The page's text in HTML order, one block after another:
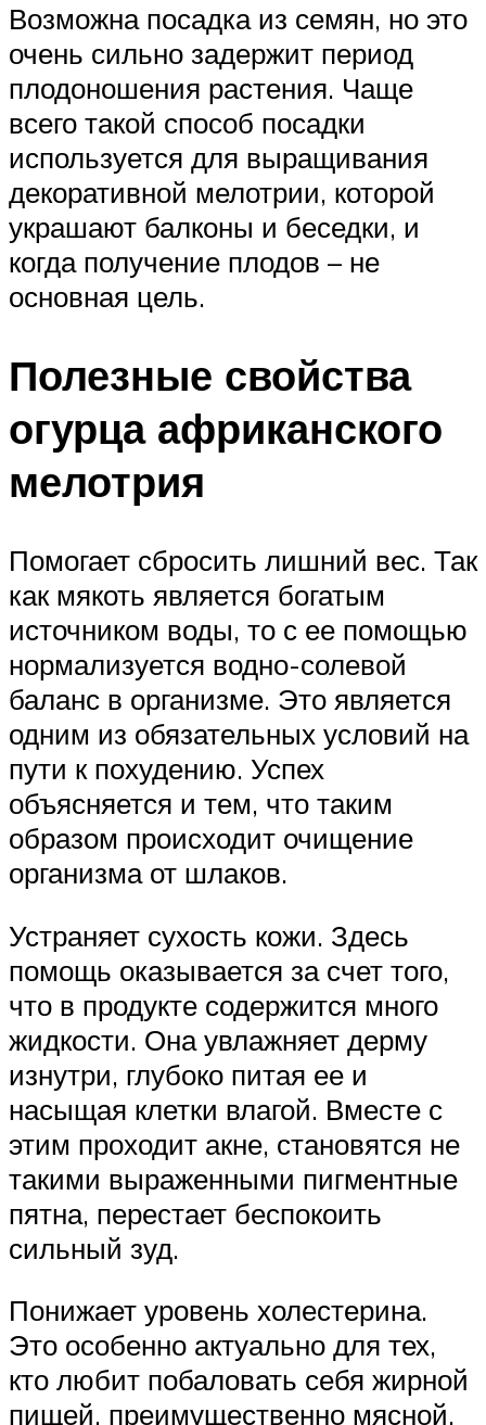
Возможна посадка из семян, но это
очень сильно задержит период
плодоношения растения. Чаще
всего такой способ посадки
используется для выращивания
декоративной мелотрии, которой
украшают балконы и беседки, и
когда получение плодов – не
основная цель.
Полезные свойства
огурца африканского
мелотрия
Помогает сбросить лишний вес. Так
как мякоть является богатым
источником воды, то с ее помощью
нормализуется водно-солевой
баланс в организме. Это является
одним из обязательных условий на
пути к похудению. Успех
объясняется и тем, что таким
образом происходит очищение
организма от шлаков.
Устраняет сухость кожи. Здесь
помощь оказывается за счет того,
что в продукте содержится много
жидкости. Она увлажняет дерму
изнутри, глубоко питая ее и
насыщая клетки влагой. Вместе с
этим проходит акне, становятся не
такими выраженными пигментные
пятна, перестает беспокоить
сильный зуд.
Понижает уровень холестерина.
Это особенно актуально для тех,
кто любит побаловать себя жирной
пищей, преимущественно мясной.